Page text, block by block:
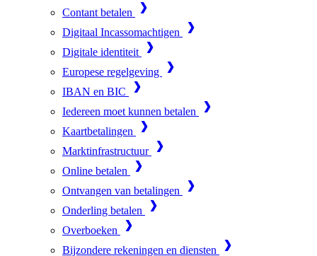
Contant betalen
Digitaal Incassomachtigen
Digitale identiteit
Europese regelgeving
IBAN en BIC
Iedereen moet kunnen betalen
Kaartbetalingen
Marktinfrastructuur
Online betalen
Ontvangen van betalingen
Onderling betalen
Overboeken
Bijzondere rekeningen en diensten